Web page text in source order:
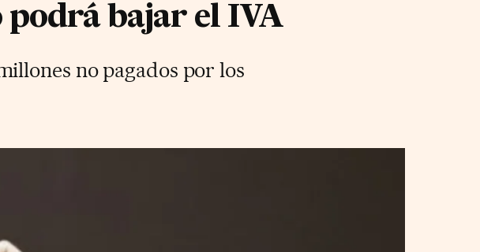
podrá bajar el IVA
no pagados por los